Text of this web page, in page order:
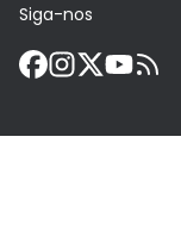
Siga-nos